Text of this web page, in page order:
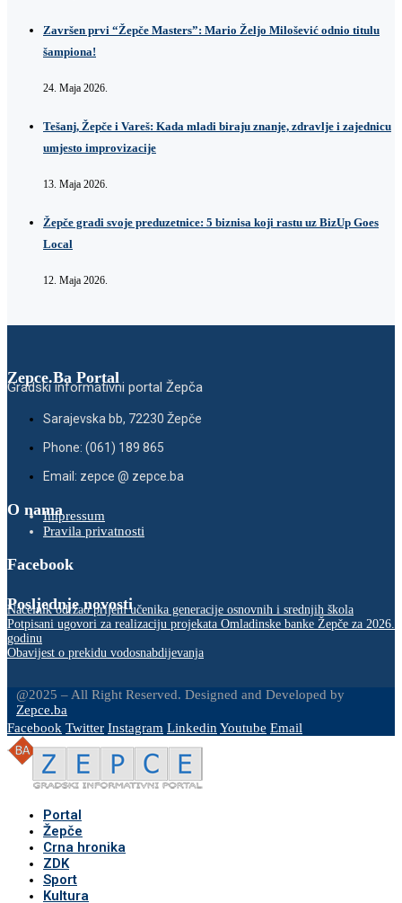
Završen prvi “Žepče Masters”: Mario Željo Milošević odnio titulu
šampiona!
24. Maja 2026.
Tešanj, Žepče i Vareš: Kada mladi biraju znanje, zdravlje i zajednicu
umjesto improvizacije
13. Maja 2026.
Žepče gradi svoje preduzetnice: 5 biznisa koji rastu uz BizUp Goes
Local
12. Maja 2026.
Zepce.Ba Portal
Gradski informativni portal Žepča
Sarajevska bb, 72230 Žepče
Phone: (061) 189 865
Email: zepce @ zepce.ba
O namaImpressum
Pravila privatnosti
Facebook
Posljednje novosti
Načelnik održao prijem učenika generacije osnovnih i srednjih škola
Potpisani ugovori za realizaciju projekata Omladinske banke Žepče za 2026.
godinu
Obavijest o prekidu vodosnabdijevanja
@2025 – All Right Reserved. Designed and Developed by
Zepce.ba
Facebook Twitter Instagram Linkedin Youtube Email
Portal
Žepče
Crna hronika
ZDK
Sport
Kultura